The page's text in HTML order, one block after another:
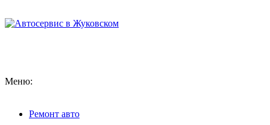
Меню:
Ремонт авто